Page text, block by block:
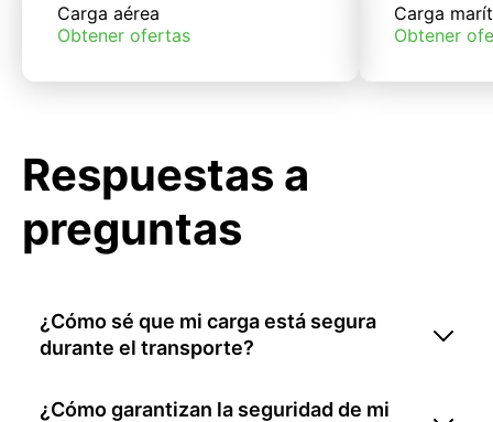
Carga aérea
Obtener ofertas
Carga
Obtener
Respuestas a
preguntas
¿Cómo sé que mi carga está segura
durante el transporte?
¿Cómo garantizan la seguridad de mi